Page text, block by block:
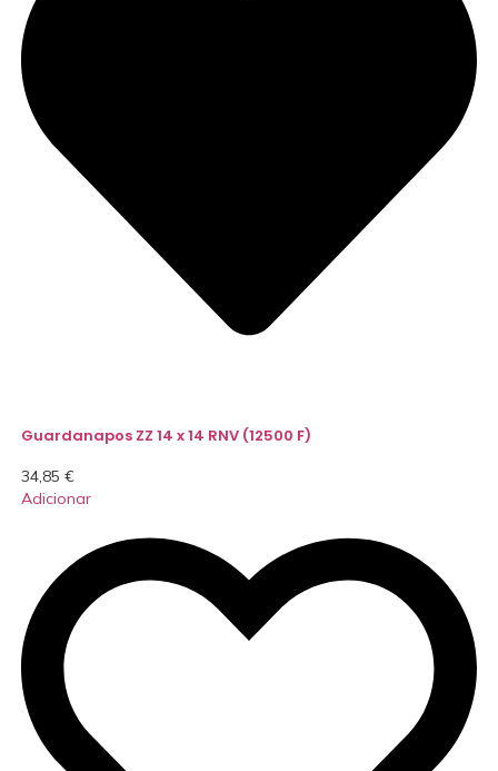
Guardanapos ZZ 14 x 14 RNV (12500 F)
34,85 €
Adicionar